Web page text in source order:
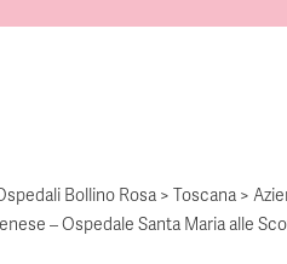
Bollino Rosa > Toscana >
– Ospedale Santa Maria alle